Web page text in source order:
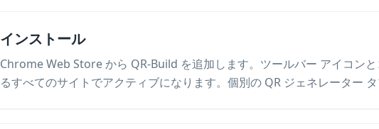
インストール
Chrome Web Store から QR-Build を追加します。ツールバー アイコン
るすべてのサイトでアクティブになります。個別の QR ジェネレーター タ